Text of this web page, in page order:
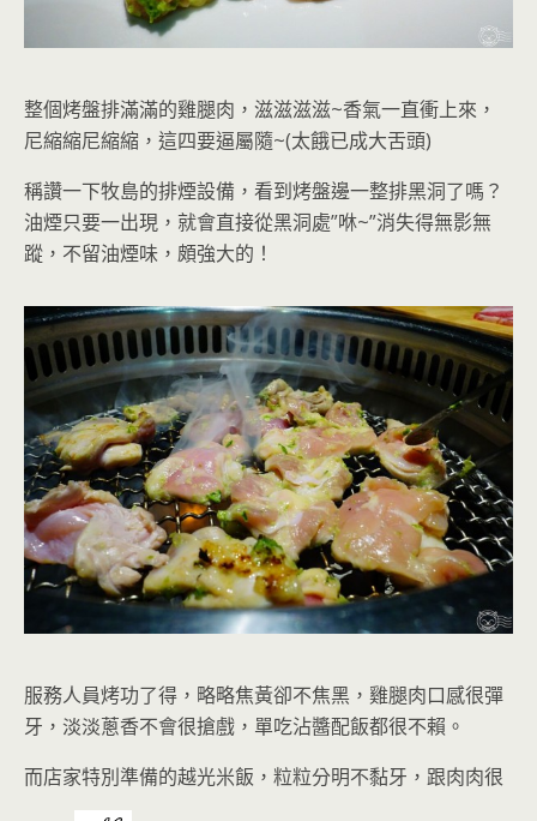
整個烤盤排滿滿的雞腿肉，滋滋滋滋~香氣一直衝上來，
尼縮縮尼縮縮，這四要逼屬隨~(太餓已成大舌頭)
稱讚一下牧島的排煙設備，看到烤盤邊一整排黑洞了嗎？
油煙只要一出現，就會直接從黑洞處”咻~”消失得無影無
蹤，不留油煙味 ，頗強大的！
服務人員烤功了得，略略焦黃卻不焦黑，雞腿肉口感很彈
牙，淡淡蔥香不會很搶戲，單吃沾醬配飯都很不賴 。
而店家特別準備的越光米飯，粒粒分明不黏牙 ，跟肉肉很